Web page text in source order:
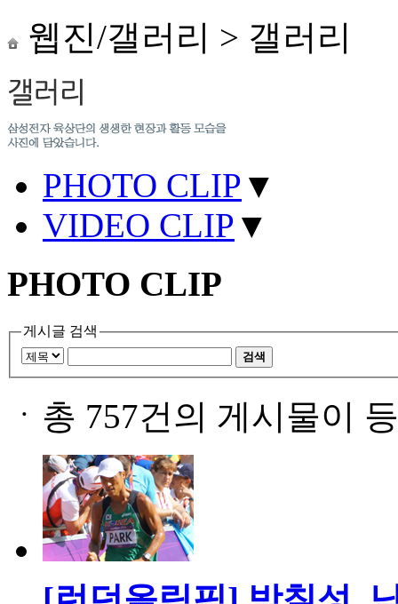
웹진/갤러리 > 갤러리
PHOTO CLIP ▼
VIDEO CLIP ▼
PHOTO CLIP
게시글 검색
검색
ㆍ 총 757건의 게시물이